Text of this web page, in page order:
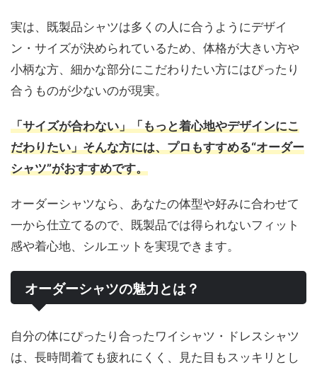
実は、既製品シャツは多くの人に合うようにデザイ
ン・サイズが決められているため、体格が大きい方や
小柄な方、細かな部分にこだわりたい方にはぴったり
合うものが少ないのが現実。
「サイズが合わない」「もっと着心地やデザインにこ
だわりたい」そんな方には、プロもすすめる“オーダー
シャツ”がおすすめです。
オーダーシャツなら、あなたの体型や好みに合わせて
一から仕立てるので、既製品では得られないフィット
感や着心地、シルエットを実現できます。
オーダーシャツの魅力とは？
自分の体にぴったり合ったワイシャツ・ドレスシャツ
は、長時間着ても疲れにくく、見た目もスッキリとし